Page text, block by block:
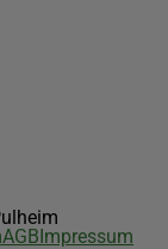
AGB Impressum